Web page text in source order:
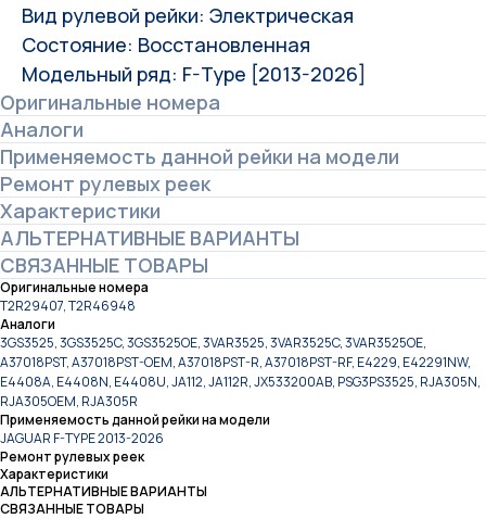
Вид рулевой рейки: Электрическая
Состояние: Восстановленная
Модельный ряд: F-Type [2013-2026]
Оригинальные номера
Аналоги
Применяемость данной рейки на модели
Ремонт рулевых реек
Характеристики
АЛЬТЕРНАТИВНЫЕ ВАРИАНТЫ
СВЯЗАННЫЕ ТОВАРЫ
Оригинальные номера
T2R29407, T2R46948
Аналоги
3GS3525, 3GS3525C, 3GS3525OE, 3VAR3525, 3VAR3525C, 3VAR3525OE,
A37018PST, A37018PST-OEM, A37018PST-R, A37018PST-RF, E4229, E42291NW,
E4408A, E4408N, E4408U, JA112, JA112R, JX533200AB, PSG3PS3525, RJA305N,
RJA305OEM, RJA305R
Применяемость данной рейки на модели
JAGUAR F-TYPE 2013-2026
Ремонт рулевых реек
Характеристики
АЛЬТЕРНАТИВНЫЕ ВАРИАНТЫ
СВЯЗАННЫЕ ТОВАРЫ